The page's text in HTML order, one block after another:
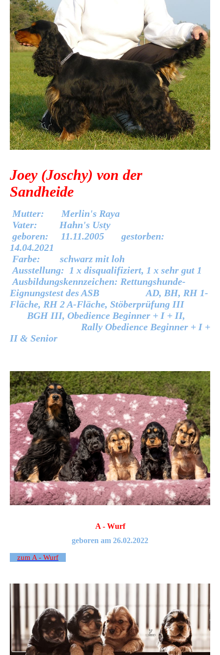
Joey (Joschy) von der
Sandheide
Mutter: Merlin's Raya
Vater: Hahn's Usty
geboren: 11.11.2005 gestorben:
14.04.2021
Farbe: schwarz mit loh
Ausstellung: 1 x disqualifiziert, 1 x sehr gut 1
Ausbildungskennzeichen: Rettungshunde-
Eignungstest des ASB AD, BH, RH 1-
Fläche, RH 2 A-Fläche, Stöberprüfung III
BGH III, Obedience Beginner + I + II,
Rally Obedience Beginner + I +
II & Senior
A - Wurf
geboren am 26.02.2022
zum A - Wurf